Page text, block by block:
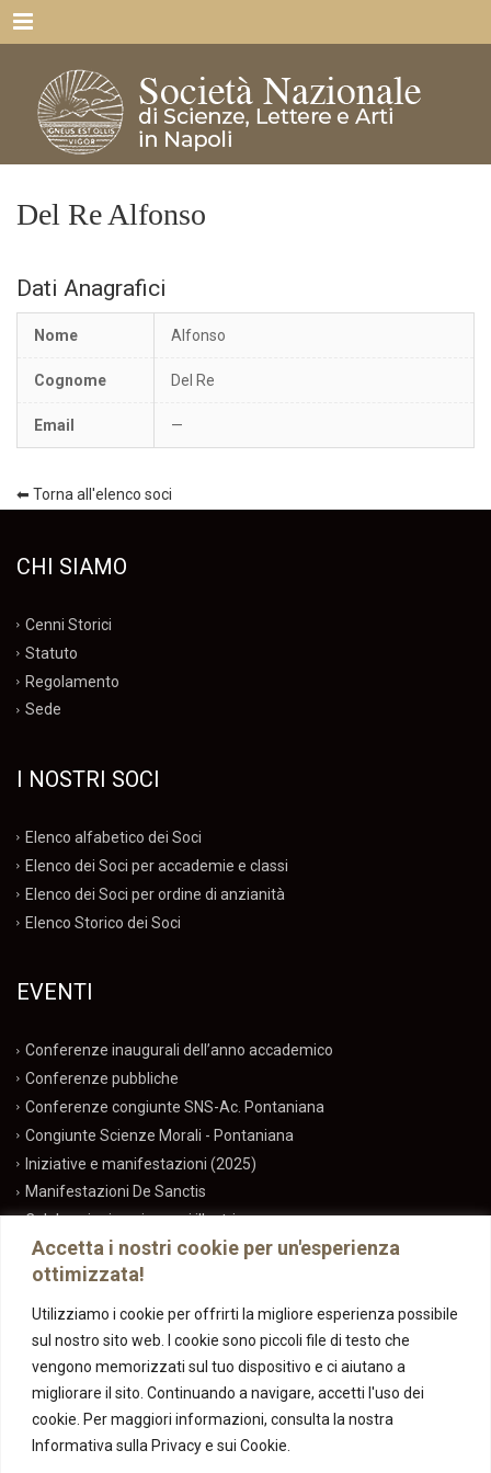
Accetta i nostri cookie per un'esperienza
ottimizzata!
Utilizziamo i cookie per offrirti la migliore esperienza possibile
sul nostro sito web. I cookie sono piccoli file di testo che
vengono memorizzati sul tuo dispositivo e ci aiutano a
migliorare il sito. Continuando a navigare, accetti l'uso dei
cookie. Per maggiori informazioni, consulta la nostra
Informativa sulla Privacy e sui Cookie.
Menu
Del Re Alfonso
Dati Anagrafici
Nome Alfonso
Cognome Del Re
Email —
⬅ Torna all'elenco soci
CHI SIAMO
Cenni Storici
Statuto
Regolamento
Sede
I NOSTRI SOCI
Elenco alfabetico dei Soci
Elenco dei Soci per accademie e classi
Elenco dei Soci per ordine di anzianità
Elenco Storico dei Soci
EVENTI
Conferenze inaugurali dell’anno accademico
Conferenze pubbliche
Conferenze congiunte SNS-Ac. Pontaniana
Congiunte Scienze Morali - Pontaniana
Iniziative e manifestazioni (2025)
Manifestazioni De Sanctis
Celebrazioni anniversari illustri
CONTATTI
info@snsla.it
081-5527549
Via Mezzocannone, 8, 80134 Napoli NA